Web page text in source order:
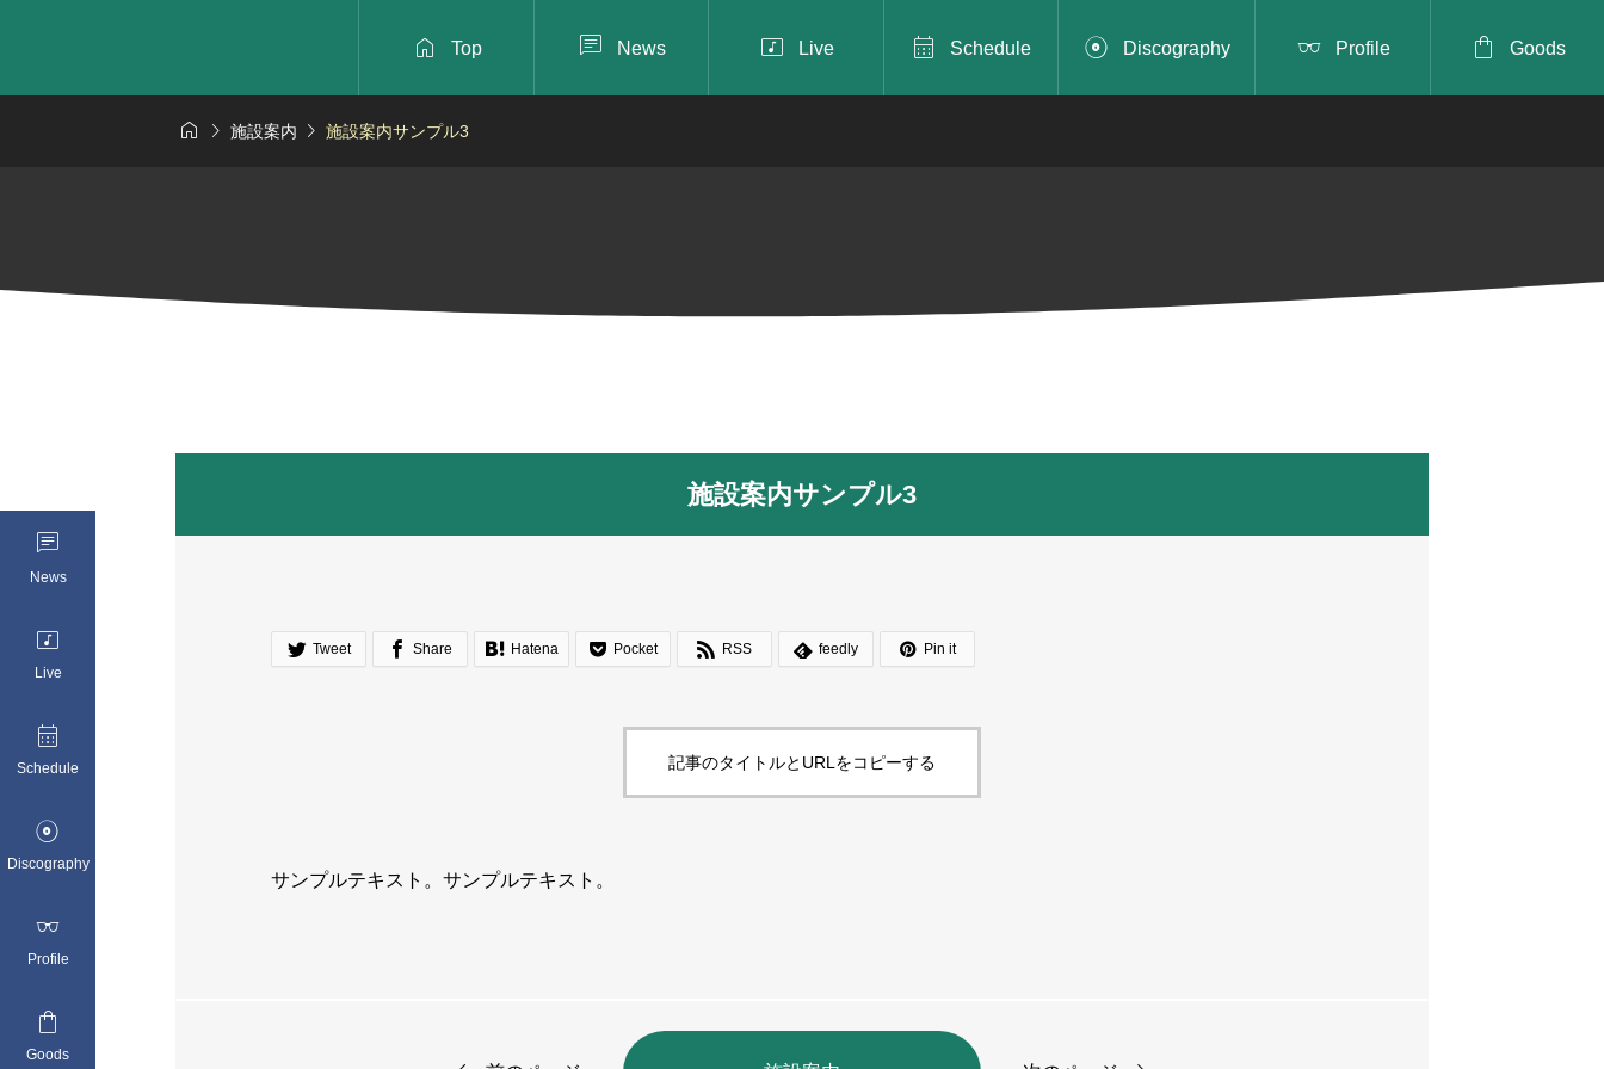
 Top  News  Live  Schedule  Discography  Profile  Goods
  施設案内  施設案内サンプル3
施設案内サンプル3
 Tweet  Share  Hatena  Pocket  RSS  feedly  Pin it
記事のタイトルとURLをコピーする
サンプルテキスト。サンプルテキスト。

News

Live

Schedule

Discography

Profile

Goods